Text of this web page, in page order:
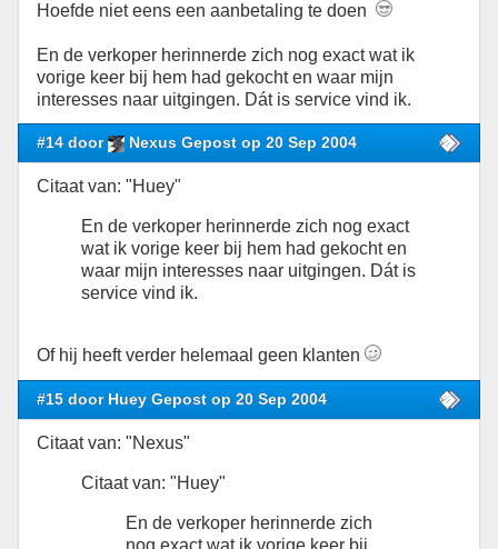
Hoefde niet eens een aanbetaling te doen
En de verkoper herinnerde zich nog exact wat ik
vorige keer bij hem had gekocht en waar mijn
interesses naar uitgingen. Dát is service vind ik.
#14 door Nexus Gepost op 20 Sep 2004
Citaat van: "Huey"
En de verkoper herinnerde zich nog exact
wat ik vorige keer bij hem had gekocht en
waar mijn interesses naar uitgingen. Dát is
service vind ik.
Of hij heeft verder helemaal geen klanten
#15 door Huey Gepost op 20 Sep 2004
Citaat van: "Nexus"
Citaat van: "Huey"
En de verkoper herinnerde zich
nog exact wat ik vorige keer bij